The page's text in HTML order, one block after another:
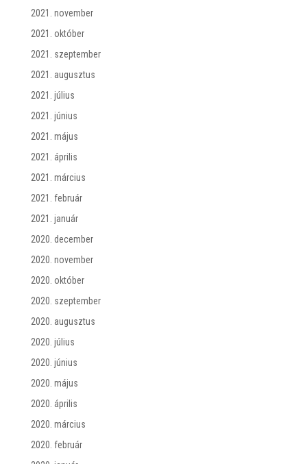
2021. november
2021. október
2021. szeptember
2021. augusztus
2021. július
2021. június
2021. május
2021. április
2021. március
2021. február
2021. január
2020. december
2020. november
2020. október
2020. szeptember
2020. augusztus
2020. július
2020. június
2020. május
2020. április
2020. március
2020. február